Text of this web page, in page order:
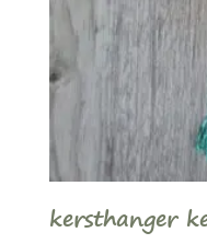
kersthanger